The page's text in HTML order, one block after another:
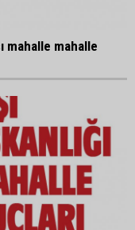
mahalle mahalle